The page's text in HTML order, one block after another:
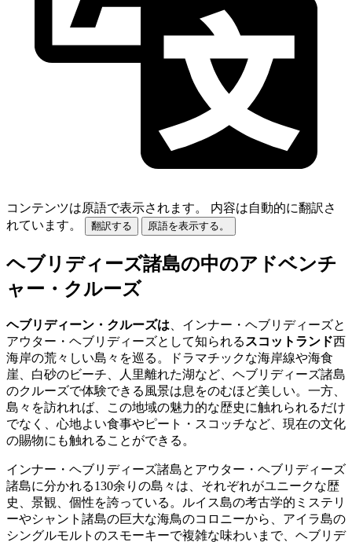
コンテンツは原語で表示されます。
内容は自動的に翻訳さ
れています。
翻訳する 原語を表示する。
ヘブリディーズ諸島の中のアドベンチ
ャー・クルーズ
ヘブリディーン・クルーズは 、インナー・ヘブリディーズと
アウター・ヘブリディーズとして知られる スコットランド西
海岸の荒々しい島々を巡る。ドラマチックな海岸線や海食
崖、白砂のビーチ、人里離れた湖など、ヘブリディーズ諸島
のクルーズで体験できる風景は息をのむほど美しい。一方、
島々を訪れれば、この地域の魅力的な歴史に触れられるだけ
でなく、心地よい食事やピート・スコッチなど、現在の文化
の賜物にも触れることができる。
インナー・ヘブリディーズ諸島とアウター・ヘブリディーズ
諸島に分かれる130余りの島々は、それぞれがユニークな歴
史、景観、個性を誇っている。ルイス島の考古学的ミステリ
ーやシャント諸島の巨大な海鳥のコロニーから、アイラ島の
シングルモルトのスモーキーで複雑な味わいまで、ヘブリデ